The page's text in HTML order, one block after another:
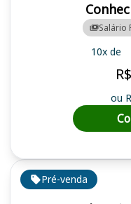
Pré-venda
Salário
10x de
R$
ou